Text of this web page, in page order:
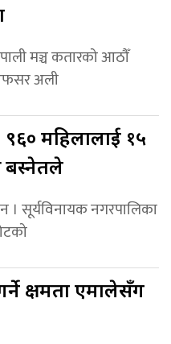
मञ्च कतारको आठौँ
अली
महिलालाई १५
बस्नेतले
। सूर्यविनायक नगरपालिका
क्षमता एमालेसँग